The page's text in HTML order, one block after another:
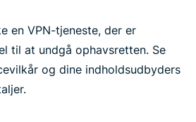
en VPN-tjeneste, der er
til at undgå ophavsretten. Se
og dine indholdsudbyders